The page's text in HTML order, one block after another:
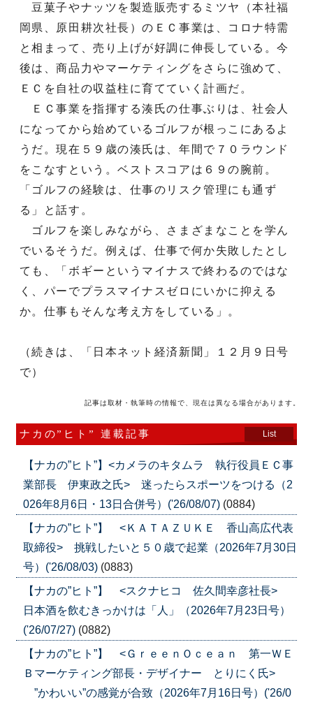
豆菓子やナッツを製造販売するミツヤ（本社福
岡県、原田耕次社長）のＥＣ事業は、コロナ特需
と相まって、売り上げが好調に伸長している。今
後は、商品力やマーケティングをさらに強めて、
ＥＣを自社の収益柱に育てていく計画だ。
ＥＣ事業を指揮する湊氏の仕事ぶりは、社会人
になってから始めているゴルフが根っこにあるよ
うだ。現在５９歳の湊氏は、年間で７０ラウンド
をこなすという。ベストスコアは６９の腕前。
「ゴルフの経験は、仕事のリスク管理にも通ず
る」と話す。
ゴルフを楽しみながら、さまざまなことを学ん
でいるそうだ。例えば、仕事で何か失敗したとし
ても、「ボギーというマイナスで終わるのではな
く、パーでプラスマイナスゼロにいかに抑える
か。仕事もそんな考え方をしている」。
（続きは、「日本ネット経済新聞」１２月９日号
で）
記事は取材・執筆時の情報で、現在は異なる場合があります。
ナカの”ヒト” 連載記事 List
【ナカの”ヒト”】<カメラのキタムラ 執行役員ＥＣ事
業部長 伊東政之氏> 迷ったらスポーツをつける（2
026年8月6日・13日合併号）('26/08/07) (0884)
【ナカの”ヒト”】 <ＫＡＴＡＺＵＫＥ 香山高広代表
取締役> 挑戦したいと５０歳で起業（2026年7月30日
号）('26/08/03) (0883)
【ナカの”ヒト”】 <スクナヒコ 佐久間幸彦社長>
日本酒を飲むきっかけは「人」（2026年7月23日号）
('26/07/27) (0882)
【ナカの”ヒト”】 <ＧｒｅｅｎＯｃｅａｎ 第一ＷＥ
Ｂマーケティング部長・デザイナー とりにく氏>
”かわいい”の感覚が合致（2026年7月16日号）('26/0